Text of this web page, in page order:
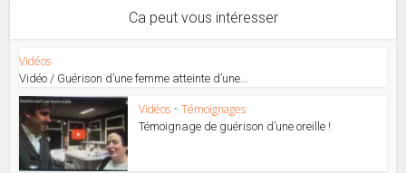
Ca peut vous intéresser
Vidéos
Vidéo / Guérison d’une femme atteinte d’une...
Vidéos • Témoignages
Témoignage de guérison d’une oreille !